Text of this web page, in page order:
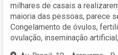
milhares de casais a
maioria das pessoas, parece
Congelamento de óvulos,
ovulação, inseminação